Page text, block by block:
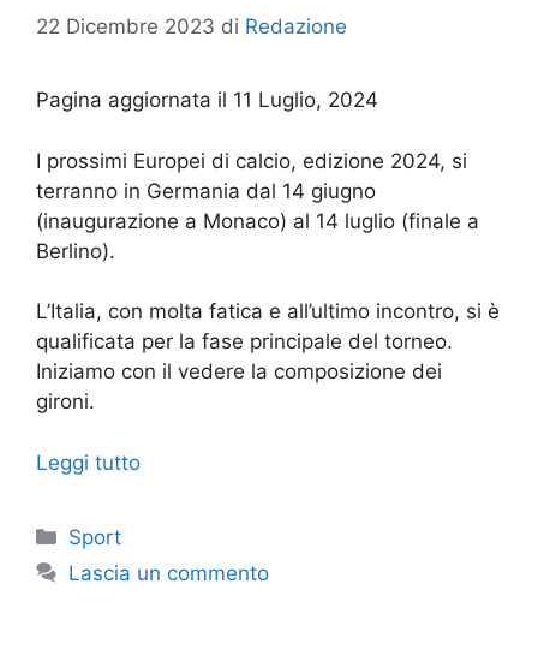
22 Dicembre 2023 di Redazione
Pagina aggiornata il 11 Luglio, 2024
I prossimi Europei di calcio, edizione 2024, si
terranno in Germania dal 14 giugno
(inaugurazione a Monaco) al 14 luglio (finale a
Berlino).
L’Italia, con molta fatica e all’ultimo incontro, si è
qualificata per la fase principale del torneo.
Iniziamo con il vedere la composizione dei
gironi.
Leggi tutto
Categorie
Sport
Lascia un commento